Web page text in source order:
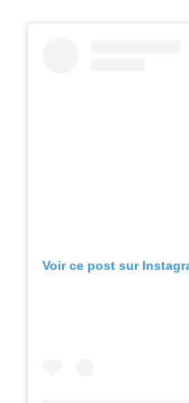
Voir ce post sur